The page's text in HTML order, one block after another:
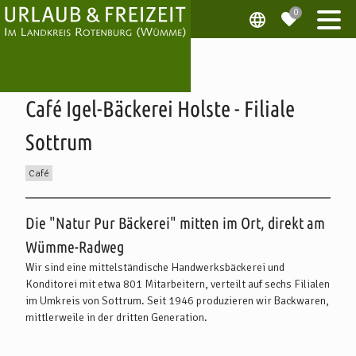
Café Igel-Bäckerei Holste - Filiale
Sottrum
Café
Beschreibung
Die "Natur Pur Bäckerei" mitten im Ort, direkt am
Wümme-Radweg
Wir sind eine mittelständische Handwerksbäckerei und
Konditorei mit etwa 801 Mitarbeitern, verteilt auf sechs Filialen
im Umkreis von Sottrum. Seit 1946 produzieren wir Backwaren,
mittlerweile in der dritten Generation.